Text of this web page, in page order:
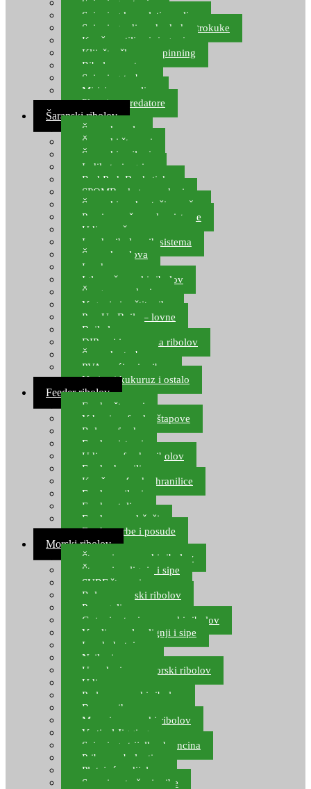
Spinning setovi
Spinning kompleti varalica
Spinning udice, dvokuke, trokuke
Kopče, vrtilice i ringovi
Kliješta, škare za spinning
Ribolov pastrve
Spinning torbe
Mirisi za varalice
Plovci za predatore
Šaranski ribolov
Šaranske role
Šaranski štapovi
Šaranski najloni
Indikatori ugriza
Rod Pod, Banksticks
SPOMB rakete, markeri
Šaranski podmetači, mreže
Pernice za šaranske sisteme
Udice za šarana, amura
Izrada ribolovnih sistema
Šaranska olova
Leadcore
Igle za šaranski ribolov
Špage, upredenice
Vaganje i zaštita ribe
Pop Up Boile – lovne
Boile lovne
DIP-ovi i arome za ribolov
Šaranske torbe
PVA vrećice i pribor
Umjetni kukuruz i ostalo
Feeder ribolov
Feeder štapovi
Vrhovi za feeder štapove
Role za feeder
Feeder sistemi
Udice za feeder ribolov
Feeder hranilice
Kopče za feeder hranilice
Feeder najloni
Feeder stolice
Feeder arm držači
Feeder torbe i posude
Morski ribolov
Štapovi za morski ribolov
Štapovi za lignje i sipe
SURF štapovi
Role za morski ribolov
Parangali
Gotovi setovi za morski ribolov
Varalice za lov lignji i sipe
Lov hobotnice
Najloni za more
Upredenice za morski ribolov
Udice za more
Perle za morski ribolov
Brum prihrana za more
Mamci za morski ribolov
Vertical Jigging
Spinning strijelke, brancina
Pribor za bolentino
Plutajuća odijela
Sonari za traženje ribe